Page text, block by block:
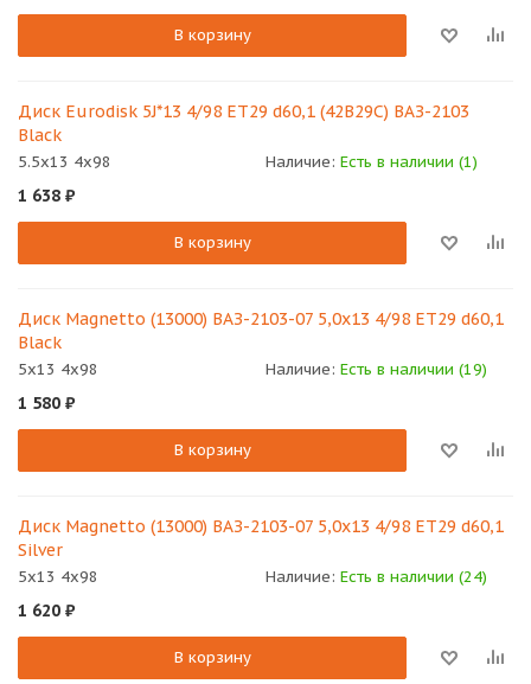
В корзину
Диск Eurodisk 5J*13 4/98 ET29 d60,1 (42В29С) ВАЗ-2103
Black
5.5x13 4x98 Наличие: Есть в наличии (1)
1 638 ₽
В корзину
Диск Magnetto (13000) ВАЗ-2103-07 5,0х13 4/98 ET29 d60,1
Black
5x13 4x98 Наличие: Есть в наличии (19)
1 580 ₽
В корзину
Диск Magnetto (13000) ВАЗ-2103-07 5,0х13 4/98 ET29 d60,1
Silver
5x13 4x98 Наличие: Есть в наличии (24)
1 620 ₽
В корзину